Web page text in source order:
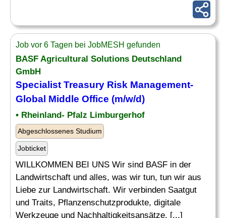
Job vor 6 Tagen bei JobMESH gefunden
BASF Agricultural Solutions Deutschland
GmbH
Specialist Treasury Risk Management-
Global Middle Office (m/w/d)
• Rheinland- Pfalz Limburgerhof
Abgeschlossenes Studium
Jobticket
WILLKOMMEN BEI UNS Wir sind BASF in der
Landwirtschaft und alles, was wir tun, tun wir aus
Liebe zur Landwirtschaft. Wir verbinden Saatgut
und Traits, Pflanzenschutzprodukte, digitale
Werkzeuge und Nachhaltigkeitsansätze, [...]